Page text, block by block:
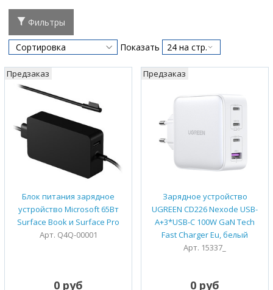
Фильтры
Показать
Блок питания зарядное
устройство Microsoft 65Вт
Surface Book и Surface Pro
Арт. Q4Q-00001
Предзаказ
0 руб
Зарядное устройство
UGREEN CD226 Nexode USB-
A+3*USB-C 100W GaN Tech
Fast Charger Eu, белый
Арт. 15337_
Предзаказ
0 руб